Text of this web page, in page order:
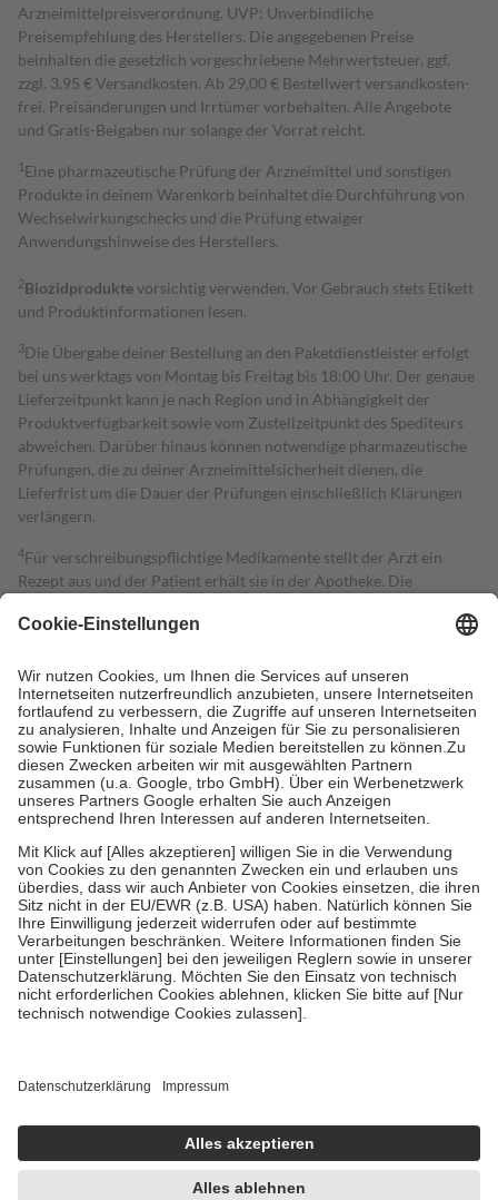
Arzneimittelpreisverordnung. UVP: Unverbindliche
Preisempfehlung des Herstellers. Die angegebenen Preise
beinhalten die gesetzlich vorgeschriebene Mehrwertsteuer, ggf.
zzgl. 3,95 € Versandkosten. Ab 29,00 € Bestell­wert versand­kosten­
frei. Preisänderungen und Irrtümer vorbehalten. Alle Angebote
und Gratis-Beigaben nur solange der Vorrat reicht.
1 Eine pharmazeutische Prüfung der Arzneimittel und sonstigen
Produkte in deinem Warenkorb beinhaltet die Durchführung von
Wechselwirkungschecks und die Prüfung etwaiger
Anwendungshinweise des Herstellers.
2Biozidproduktevorsichtig verwenden. Vor Gebrauch stets Etikett
und Produktinformationen lesen.
3Die Übergabe deiner Bestellung an den Paketdienstleister erfolgt
bei uns werktags von Montag bis Freitag bis 18:00 Uhr. Der genaue
Lieferzeitpunkt kann je nach Region und in Abhängigkeit der
Produktverfügbarkeit sowie vom Zustellzeitpunkt des Spediteurs
abweichen. Darüber hinaus können notwendige pharmazeutische
Prüfungen, die zu deiner Arzneimittelsicherheit dienen, die
Lieferfrist um die Dauer der Prüfungen einschließlich Klärungen
verlängern.
4Für verschreibungspflichtige Medikamente stellt der Arzt ein
Rezept aus und der Patient erhält sie in der Apotheke. Die
Kosten dafür, der Versicherte trägt einen Teil davon als Zuzahlung
Grundsätzlich leisten Mitglieder Zuzahlungen in Höhe von zehn
Prozent des Abgabepreises,mindestensjedochfünf Euround
höchstens zehn Euro.Es sind jedoch nie mehr als die tatsächlichen
Kosten der Leistung zu entrichten.
Diese Regeln gelten grundsätzlich auch für Online-Apotheken.
Bei Heilmitteln und häuslicher Krankenpflege beträgt die
Zuzahlung zehn Prozent der Kosten sowie zehn Euro je
Um das Engagement der Versicherten für ihre eigene Gesundheit zu
stärken und die besondere Stellung der Familie zu unterstützen,
fallenkeine Zuzahlungen an bei:
• Kindern und Jugendlichen bis zum vollendeten 18. Lebensjahr
mit Ausnahme der Fahrkosten
• Untersuchungen zur Vorsorge und Früherkennung, die von der
GKV getragen werden
• empfohlenen Schutzimpfungen
Wir nutzen Trusted Shops als unabhängigen Dienstleister für die
getroffen, um sicherzustellen, dass es sich um echte Bewertungen
handelt. Mehr Informationen findest du hier:
https://help.etrusted.com/hc/de/articles/4419944605341